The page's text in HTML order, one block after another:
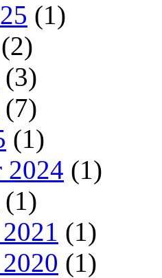
(1)
(2)
(3)
(7)
(1)
2024 (1)
(1)
(1)
(1)